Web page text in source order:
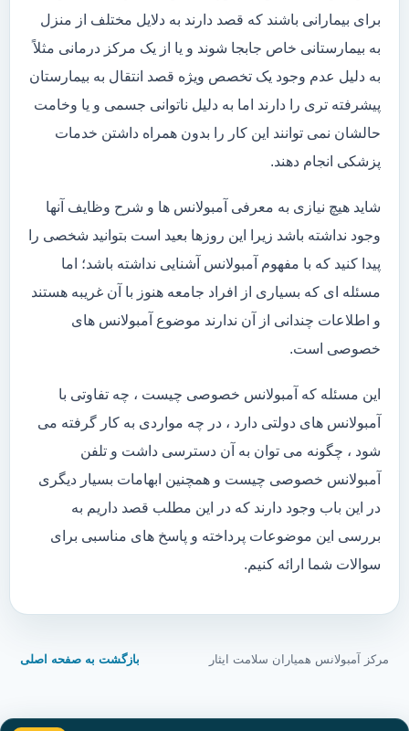
برای بیمارانی باشند که قصد دارند به دلایل مختلف از منزل
به بیمارستانی خاص جابجا شوند و یا از یک مرکز درمانی مثلاً
به دلیل عدم وجود یک تخصص ویژه قصد انتقال به بیمارستان
پیشرفته تری را دارند اما به دلیل ناتوانی جسمی و یا وخامت
حالشان نمی توانند این کار را بدون همراه داشتن خدمات
پزشکی انجام دهند.
شاید هیچ نیازی به معرفی آمبولانس ها و شرح وظایف آنها
وجود نداشته باشد زیرا این روزها بعید است بتوانید شخصی را
پیدا کنید که با مفهوم آمبولانس آشنایی نداشته باشد؛ اما
مسئله ای که بسیاری از افراد جامعه هنوز با آن غریبه هستند
و اطلاعات چندانی از آن ندارند موضوع آمبولانس های
خصوصی است.
این مسئله که آمبولانس خصوصی چیست ، چه تفاوتی با
آمبولانس های دولتی دارد ، در چه مواردی به کار گرفته می
شود ، چگونه می توان به آن دسترسی داشت و تلفن
آمبولانس خصوصی چیست و همچنین ابهامات بسیار دیگری
در این باب وجود دارند که در این مطلب قصد داریم به
بررسی این موضوعات پرداخته و پاسخ های مناسبی برای
سوالات شما ارائه کنیم.
مرکز آمبولانس همیاران سلامت ایثار بازگشت به صفحه اصلی